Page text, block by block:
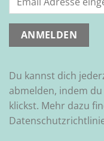
Du kannst dich
abmelden, indem
klickst. Mehr dazu